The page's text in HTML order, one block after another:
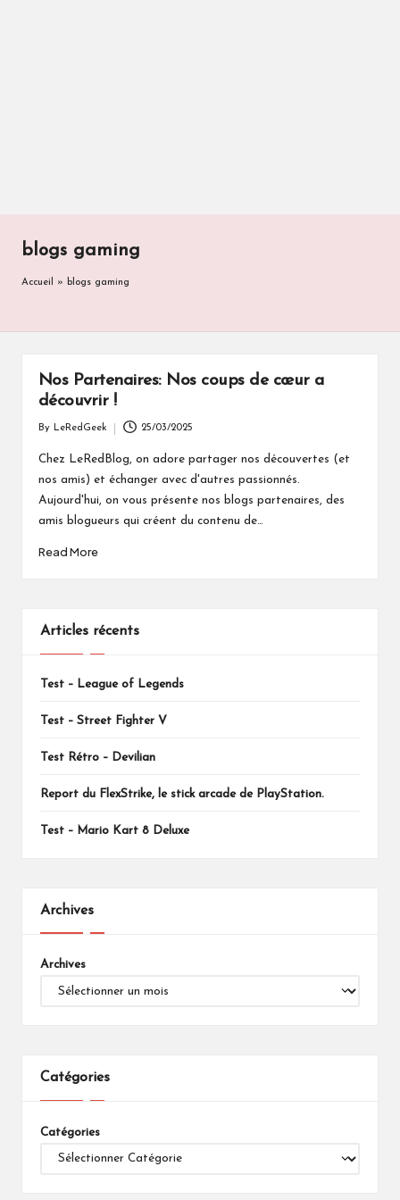
blogs gaming
Accueil » blogs gaming
Nos Partenaires: Nos coups de cœur a
découvrir !
by
By LeRedGeek 25/03/2025
Chez LeRedBlog, on adore partager nos découvertes (et
nos amis) et échanger avec d'autres passionnés.
Aujourd'hui, on vous présente nos blogs partenaires, des
amis blogueurs qui créent du contenu de…
Read More
Articles récents
Test – League of Legends
Test – Street Fighter V
Test Rétro – Devilian
Report du FlexStrike, le stick arcade de PlayStation.
Test – Mario Kart 8 Deluxe
Archives
Archives
Catégories
Catégories